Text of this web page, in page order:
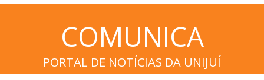
COMUNICA
PORTAL DE NOTÍCIAS DA UNIJUÍ